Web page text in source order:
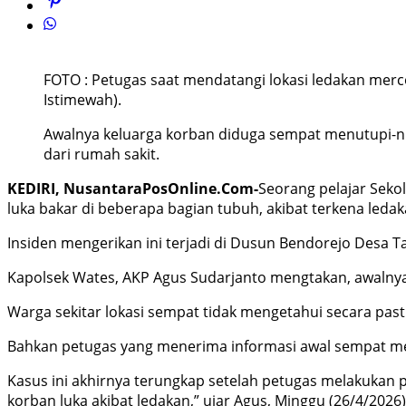
FOTO : Petugas saat mendatangi lokasi ledakan
Istimewah).
Awalnya keluarga korban diduga sempat
dari rumah sakit.
KEDIRI, NusantaraPosOnline.Com-Seorang pelajar
luka bakar di beberapa bagian tubuh, akibat terkena
Insiden mengerikan ini terjadi di Dusun Bendorejo Desa
Kapolsek Wates, AKP Agus Sudarjanto mengtakan,
Warga sekitar lokasi sempat tidak mengetahui secara
Bahkan petugas yang menerima informasi awal sempat
Kasus ini akhirnya terungkap setelah petugas
korban luka akibat ledakan,” ujar Agus, Minggu (26/4/